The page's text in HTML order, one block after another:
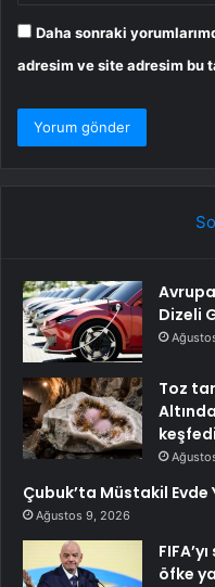
Daha sonraki
adresim ve site adresim bu
Dizeli
Toz
Çubuk’ta Müstakil Evde
Ağustos 9, 2026
öfke